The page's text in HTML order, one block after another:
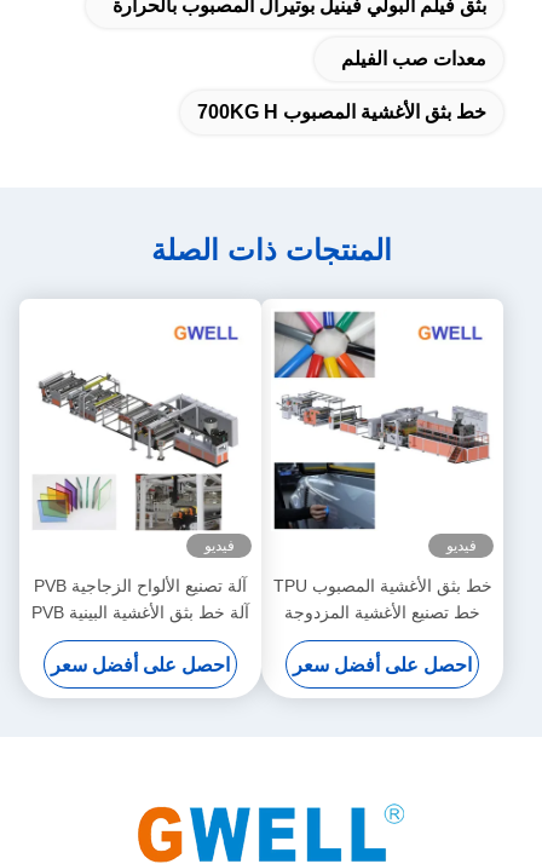
بثق فيلم البولي فينيل بوتيرال المصبوب بالحرارة
معدات صب الفيلم
خط بثق الأغشية المصبوب 700KG H
المنتجات ذات الصلة
فيديو
خط بثق الأغشية المصبوب TPU
خط تصنيع الأغشية المزدوجة
TPU آلة بثق برغي واحد
احصل على أفضل سعر
فيديو
آلة تصنيع الألواح الزجاجية PVB
آلة خط بثق الأغشية البينية PVB
مبيعات المصنع مباشرة
احصل على أفضل سعر